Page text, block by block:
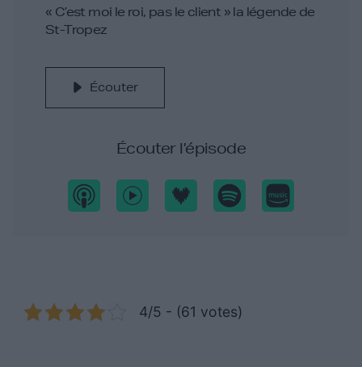
« C’est moi le roi, pas le client » la légende de
St-Tropez
Écouter
Écouter l’épisode
4/5 - (61 votes)